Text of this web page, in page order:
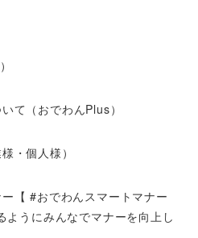
て（おでわんPlus）
・個人様）
【 #おでわんスマートマナー
ようにみんなでマナーを向上し